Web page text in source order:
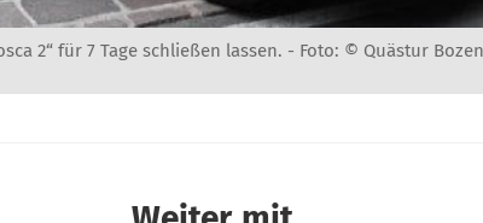
2“ für 7 Tage schließen lassen. - Foto: © Quästur Bozen